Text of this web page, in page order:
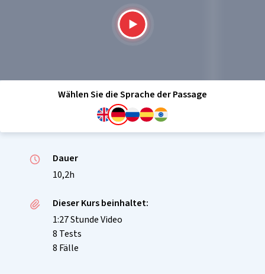
Wählen Sie die Sprache der Passage
Dauer
10,2h
Dieser Kurs beinhaltet:
1:27 Stunde Video
8 Tests
8 Fälle